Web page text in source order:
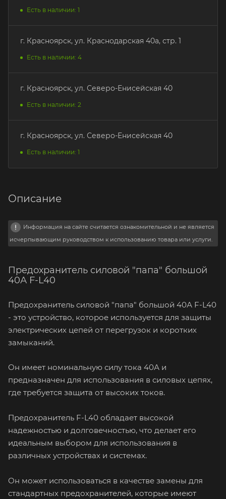
Есть в наличии: 1
г. Красноярск, ул. Краснодарская 40а, стр. 1
Есть в наличии: 4
г. Красноярск, ул. Северо-Енисейская 40
Есть в наличии: 2
г. Красноярск, ул. Северо-Енисейская 40
Есть в наличии: 1
Описание
Информация на сайте считается ознакомительной и не является
исчерпывающим руководством к использованию товара или услуги.
Предохранитель силовой "папа" большой
40А F-L40
Предохранитель силовой "папа" большой 40А F-L40
- это устройство, которое используется для защиты
электрических цепей от перегрузок и коротких
замыканий.
Он имеет номинальную силу тока 40А и
предназначен для использования в силовых цепях,
где требуется защита от высоких токов.
Предохранитель F-L40 обладает высокой
надежностью и долговечностью, что делает его
идеальным выбором для использования в
различных устройствах и системах.
Он может использоваться в качестве замены для
стандартных предохранителей, которые имеют